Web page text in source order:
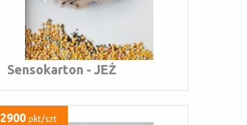
Sensokarton - JEŻ
2900pkt/szt